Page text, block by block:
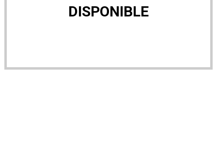
DISPONIBLE